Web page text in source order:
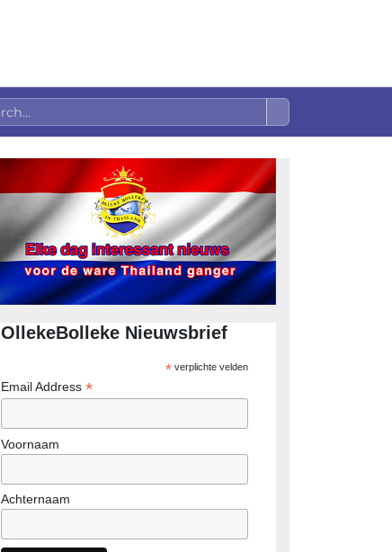
OllekeBolleke Nieuwsbrief
*verplichte velden
Email Address *
Voornaam
Achternaam